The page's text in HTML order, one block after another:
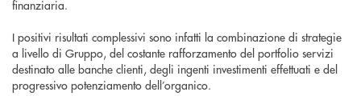
finanziaria.
I positivi risultati complessivi sono infatti la combinazione di strategie
a livello di Gruppo, del costante rafforzamento del portfolio servizi
destinato alle banche clienti, degli ingenti investimenti effettuati e del
progressivo potenziamento dell’organico.